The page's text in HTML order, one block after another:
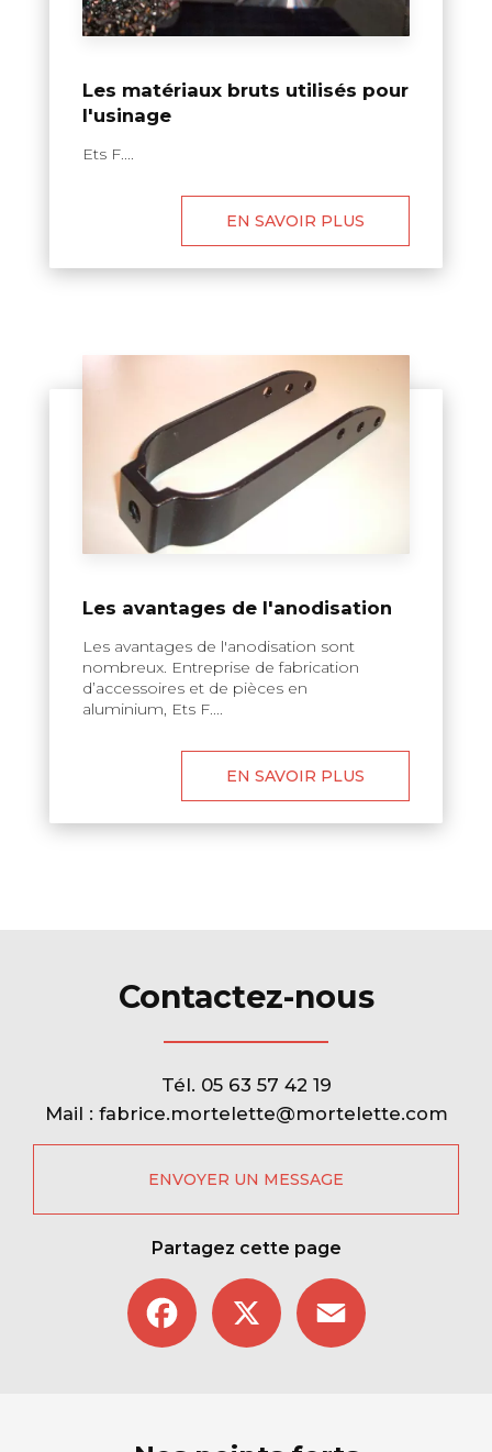
Les matériaux bruts utilisés pour
l'usinage
Ets F....
EN SAVOIR PLUS
Les avantages de l'anodisation
Les avantages de l'anodisation sont
nombreux. Entreprise de fabrication
d’accessoires et de pièces en
aluminium, Ets F....
EN SAVOIR PLUS
Contactez-nous
Tél. 05 63 57 42 19
Mail : fabrice.mortelette@mortelette.com
ENVOYER UN MESSAGE
Partagez cette page
Facebook